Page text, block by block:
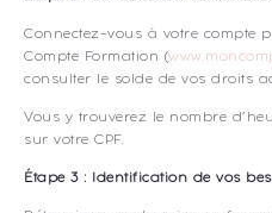
Connectez-vous à votre compte
Compte Formation (
consulter le solde de vos droits
Vous y trouverez le nombre
sur votre CPF.
Étape 3 : Identification de vos